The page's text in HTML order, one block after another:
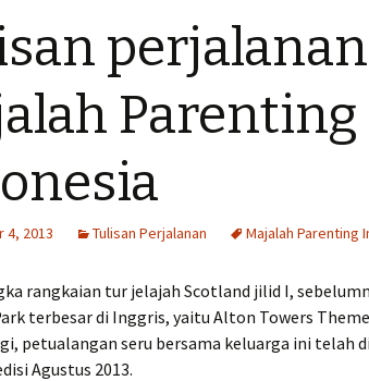
konten
Inggris
Tips jalan-jalan di Inggris
lomba
Tips menulis tulisan
perjalanan
Parenting
4, 2013 Tulisan Perjalanan Majalah Parenting
rangkaian tur jelajah Scotland jilid I,
terbesar di Inggris, yaitu Alton Towers
petualangan seru bersama keluarga ini telah
Agustus 2013.